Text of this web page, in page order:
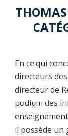
En ce qui
directeurs
directeur de
podium des
il possède un